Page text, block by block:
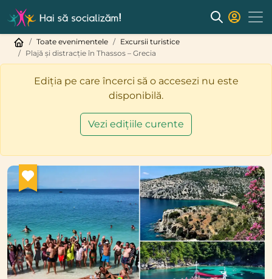
Toate evenimentele
Excursii turistice
Plajă și distracție în Thassos – Grecia
Ediția pe care încerci să o accesezi nu este
disponibilă.
Vezi edițiile curente